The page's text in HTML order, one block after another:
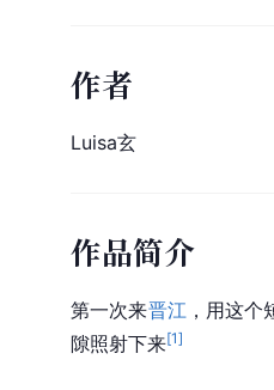
作者
Luisa玄
作品简介
第一次来晋江 ，用这
隙照射下来[1]